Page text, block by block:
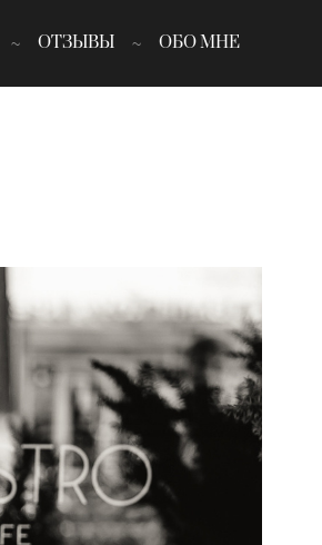
ОТЗЫВЫ ОБО МНЕ